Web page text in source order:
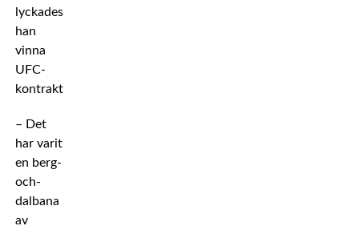
lyckades
han
vinna
UFC-
kontraktet.
– Det
har varit
en berg-
och-
dalbana
av